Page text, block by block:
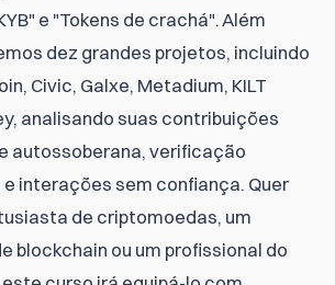
e "Tokens de crachá". Além
dez grandes projetos, incluindo
Civic, Galxe, Metadium, KILT
analisando suas contribuições
autossoberana, verificação
interações sem confiança. Quer
de criptomoedas, um
blockchain ou um profissional do